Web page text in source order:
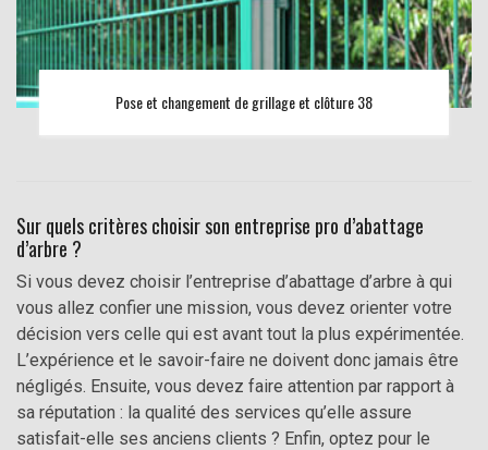
Pose et changement de grillage et clôture 38
Sur quels critères choisir son entreprise pro d’abattage
d’arbre ?
Si vous devez choisir l’entreprise d’abattage d’arbre à qui
vous allez confier une mission, vous devez orienter votre
décision vers celle qui est avant tout la plus expérimentée.
L’expérience et le savoir-faire ne doivent donc jamais être
négligés. Ensuite, vous devez faire attention par rapport à
sa réputation : la qualité des services qu’elle assure
satisfait-elle ses anciens clients ? Enfin, optez pour le